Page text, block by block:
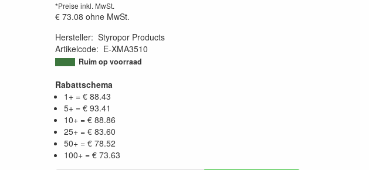
*Preise inkl. MwSt.
€ 73.08 ohne MwSt.
Hersteller: Styropor Products
Artikelcode: E-XMA3510
9501656452973
Ruim op voorraad
Rabattschema
1+ = € 88.43
5+ = € 93.41
10+ = € 88.86
25+ = € 83.60
50+ = € 78.52
100+ = € 73.63